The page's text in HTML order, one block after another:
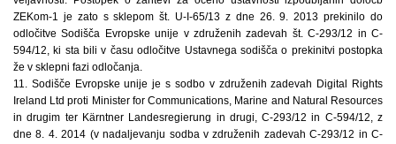
ZEKom-1 je zato s sklepom št. U-I-65/13 z dne 26. 9. 2013 prekinilo do
odločitve Sodišča Evropske unije v združenih zadevah št. C-293/12 in C-
594/12, ki sta bili v času odločitve Ustavnega sodišča o prekinitvi postopka
že v sklepni fazi odločanja.
11. Sodišče Evropske unije je s sodbo v združenih zadevah Digital Rights
Ireland Ltd proti Minister for Communications, Marine and Natural Resources
in drugim ter Kärntner Landesregierung in drugi, C-293/12 in C-594/12, z
dne 8. 4. 2014 (v nadaljevanju sodba v združenih zadevah C-293/12 in C-